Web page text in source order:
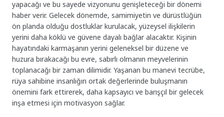
yapacağı ve bu sayede vizyonunu genişleteceği bir dönemi
haber verir. Gelecek dönemde, samimiyetin ve dürüstlüğün
ön planda olduğu dostluklar kurulacak, yüzeysel ilişkilerin
yerini daha köklü ve güvene dayalı bağlar alacaktır. Kişinin
hayatındaki karmaşanın yerini geleneksel bir düzene ve
huzura bırakacağı bu evre, sabırlı olmanın meyvelerinin
toplanacağı bir zaman dilimidir. Yaşanan bu manevi tecrübe,
rüya sahibine insanlığın ortak değerlerinde buluşmanın
önemini fark ettirerek, daha kapsayıcı ve barışçıl bir gelecek
inşa etmesi için motivasyon sağlar.